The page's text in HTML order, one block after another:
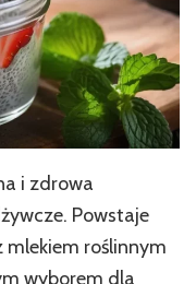
i zdrowa
Powstaje
mlekiem roślinnym
wyborem dla